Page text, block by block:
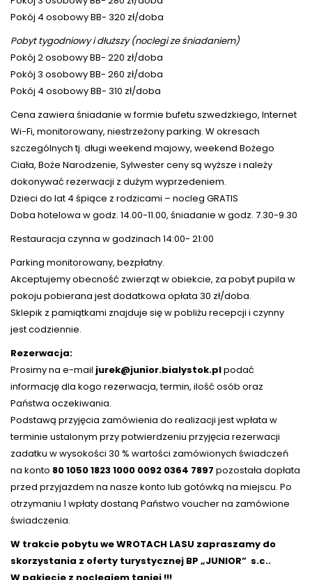
Pokój 4 osobowy BB- 320 zł/doba
Pobyt tygodniowy i dłuższy (noclegi ze śniadaniem)
Pokój 2 osobowy BB- 220 zł/doba
Pokój 3 osobowy BB- 260 zł/doba
Pokój 4 osobowy BB- 310 zł/doba
Cena zawiera śniadanie w formie bufetu szwedzkiego, Internet
Wi-Fi, monitorowany, niestrzeżony parking. W okresach
szczególnych tj. długi weekend majowy, weekend Bożego
Ciała, Boże Narodzenie, Sylwester ceny są wyższe i należy
dokonywać rezerwacji z dużym wyprzedeniem.
Dzieci do lat 4 śpiące z rodzicami – nocleg GRATIS
Doba hotelowa w godz. 14.00-11.00, śniadanie w godz. 7.30-9.30
Restauracja czynna w godzinach 14:00- 21:00
Parking monitorowany, bezpłatny.
Akceptujemy obecność zwierząt w obiekcie, za pobyt pupila w
pokoju pobierana jest dodatkowa opłata 30 zł/doba.
Sklepik z pamiątkami znajduje się w pobliżu recepcji i czynny
jest codziennie.
Rezerwacja:
Prosimy na e-mail jurek@junior.bialystok.plpodać
informację dla kogo rezerwacja, termin, ilość osób oraz
Państwa oczekiwania.
Podstawą przyjęcia zamówienia do realizacji jest wpłata w
terminie ustalonym przy potwierdzeniu przyjęcia rezerwacji
zadatku w wysokości 30 % wartości zamówionych świadczeń
na konto 80 1050 1823 1000 0092 0364 7897 pozostała dopłata
przed przyjazdem na nasze konto lub gotówką na miejscu. Po
otrzymaniu 1 wpłaty dostaną Państwo voucher na zamówione
świadczenia.
W trakcie pobytu we WROTACH LASU zapraszamy do
skorzystania z oferty turystycznej BP „JUNIOR” s.c..